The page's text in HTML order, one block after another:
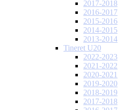
2017-2018
2016-2017
2015-2016
2014-2015
2013-2014
Tineret U20
2022-2023
2021-2022
2020-2021
2019-2020
2018-2019
2017-2018